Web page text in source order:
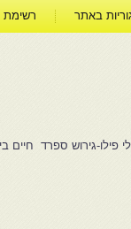
באתר רשימת
פילו-גירוש ספרד חיים